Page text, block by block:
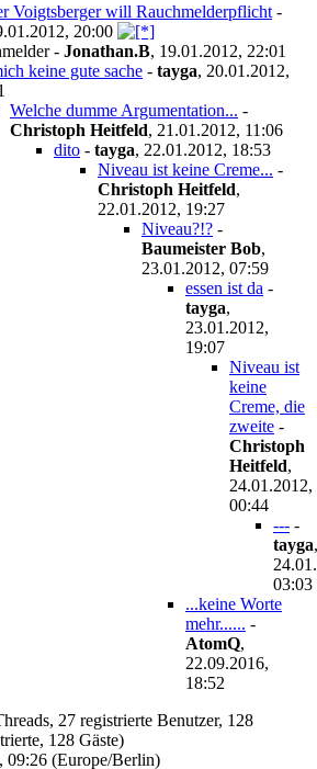
Voigtsberger will Rauchmelderpflicht -
20:00
- Jonathan.B, 19.01.2012, 22:01
keine gute sache - tayga, 20.01.2012,
Welche dumme Argumentation... -
Christoph Heitfeld, 21.01.2012, 11:06
dito - tayga, 22.01.2012, 18:53
Niveau ist keine Creme... -
Christoph Heitfeld,
22.01.2012, 19:27
Niveau?!? -
Baumeister Bob,
23.01.2012, 07:59
essen ist da -
tayga,
23.01.2012,
19:07
Niveau ist
keine
Creme, die
zweite -
Christoph
Heitfeld,
24.01.2012,
00:44
--- -
tayga,
03:03
...keine Worte
mehr...... -
AtomQ,
22.09.2016,
18:52
27 registrierte Benutzer, 128
128 Gäste)
09:26 (Europe/Berlin)